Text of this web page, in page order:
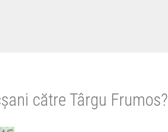
către Târgu Frumos?